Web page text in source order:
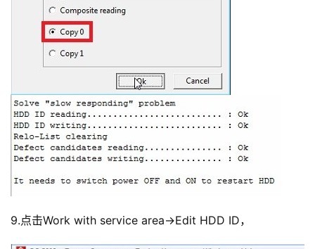
9.点击Work with service area->Edit HDD ID，